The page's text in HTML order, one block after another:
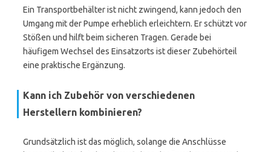
Ein Transportbehälter ist nicht zwingend, kann jedoch den
Umgang mit der Pumpe erheblich erleichtern. Er schützt vor
Stößen und hilft beim sicheren Tragen. Gerade bei
häufigem Wechsel des Einsatzorts ist dieser Zubehörteil
eine praktische Ergänzung.
Kann ich Zubehör von verschiedenen
Herstellern kombinieren?
Grundsätzlich ist das möglich, solange die Anschlüsse